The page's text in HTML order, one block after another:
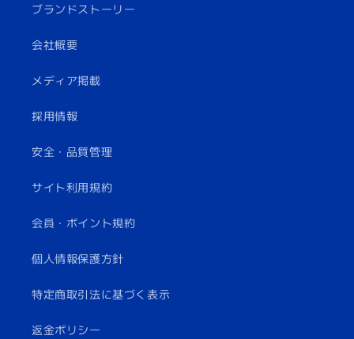
ブランドストーリー
会社概要
メディア掲載
採用情報
安全・品質管理
サイト利用規約
会員・ポイント規約
個人情報保護方針
特定商取引法に基づく表示
返金ポリシー